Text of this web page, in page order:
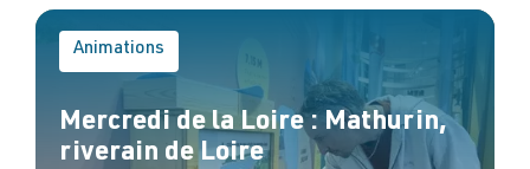
Animations
Mercredi de la Loire : Mathurin,
riverain de Loire